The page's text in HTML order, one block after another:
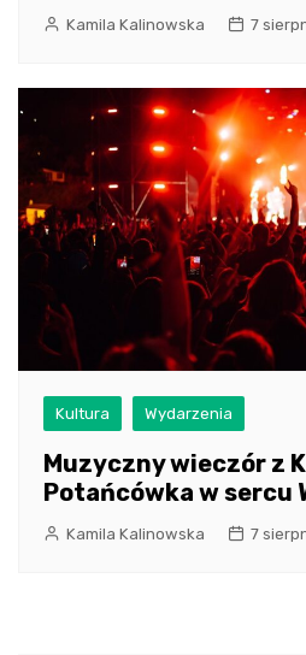
Kamila Kalinowska 7
Kultura Wydarzenia
Muzyczny wieczór z
Potańcówka w sercu
Kamila Kalinowska 7